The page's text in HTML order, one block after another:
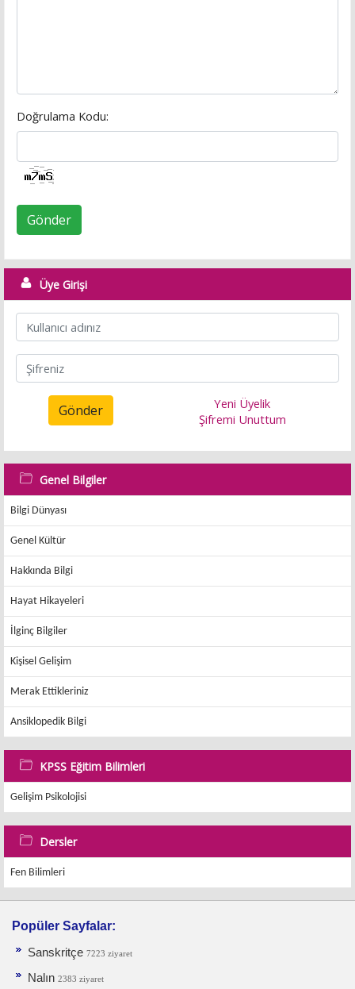
Doğrulama Kodu:
Gönder
Üye Girişi
Gönder
Yeni Üyelik
Şifremi Unuttum
Genel Bilgiler
Bilgi Dünyası
Genel Kültür
Hakkında Bilgi
Hayat Hikayeleri
İlginç Bilgiler
Kişisel Gelişim
Merak Ettikleriniz
Ansiklopedik Bilgi
KPSS Eğitim Bilimleri
Gelişim Psikolojisi
Dersler
Fen Bilimleri
Popüler Sayfalar:
Sanskritçe 7223 ziyaret
Nalın 2383 ziyaret